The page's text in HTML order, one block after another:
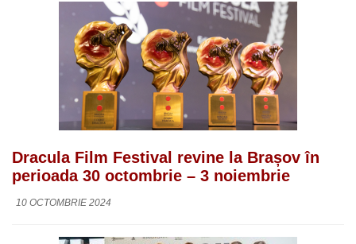
Dracula Film Festival revine la Brașov în
perioada 30 octombrie – 3 noiembrie
10 OCTOMBRIE 2024